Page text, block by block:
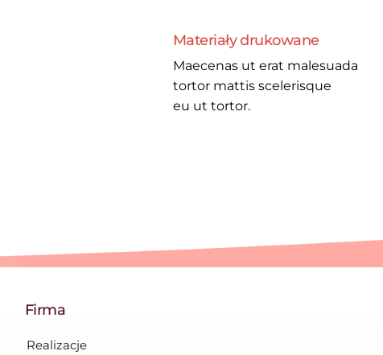
Materiały drukowane
Maecenas ut erat malesuada
tortor mattis scelerisque
eu ut tortor.
Firma
Realizacje